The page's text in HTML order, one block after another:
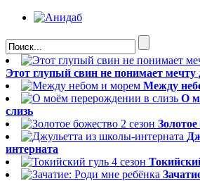
Этот глупый свин не понимает мечту
Между
О
слизь
Золотое
интерната